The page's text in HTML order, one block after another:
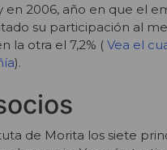
en 2006, año en que el
su participación al
la otra el 7,2% ( Vea el
).
de Morita los siete